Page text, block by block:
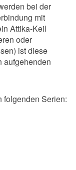
bei der
mit
Attika-Keil
oder
ist diese
aufgehenden
folgenden Serien: